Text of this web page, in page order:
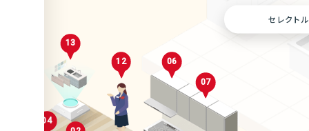
02
04
06
07
12
13
セレクト